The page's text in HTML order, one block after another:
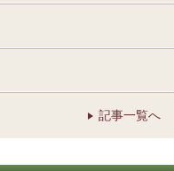
記事一覧へ